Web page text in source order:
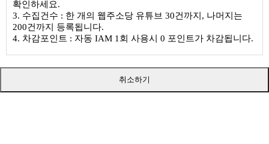
확인하세요.
3. 수집건수 : 한 개의 웹주소당 유튜브 30건까지, 나머지는
200건까지 등록됩니다.
4. 차감포인트 : 자동 IAM 1회 사용시 0 포인트가 차감됩니다.
취소하기